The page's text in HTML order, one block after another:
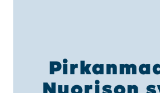
Pal­kit­se­mi­nen
Jäse­nek­si
About us